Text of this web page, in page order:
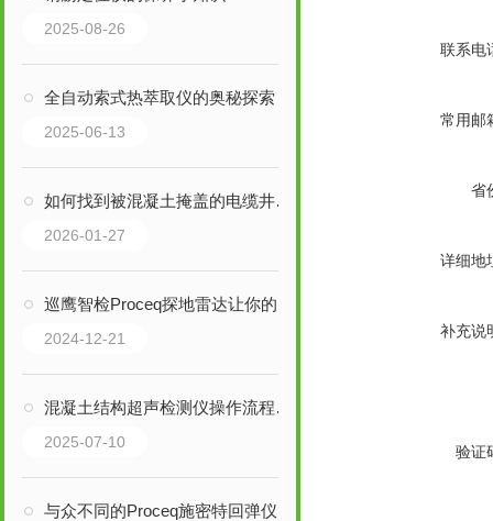
2025-08-26
全自动索式热萃取仪的奥秘探索！
2025-06-13
如何找到被混凝土掩盖的电缆井盖？
2026-01-27
巡鹰智检Proceq探地雷达让你的工作事半功倍
2024-12-21
混凝土结构超声检测仪操作流程关键要点
2025-07-10
与众不同的Proceq施密特回弹仪
联系电
常用邮
省
详细地
补充说
验证